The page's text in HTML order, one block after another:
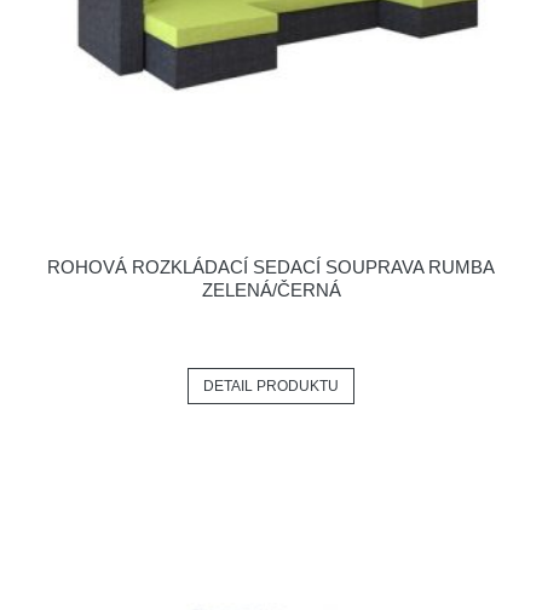
ROHOVÁ ROZKLÁDACÍ SEDACÍ SOUPRAVA RUMBA
ZELENÁ/ČERNÁ
DETAIL PRODUKTU